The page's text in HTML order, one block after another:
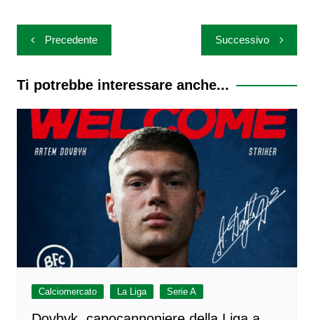
Navigazione
articoli
Precedente Successivo
Ti potrebbe interessare anche...
Calciomercato La Liga Serie A